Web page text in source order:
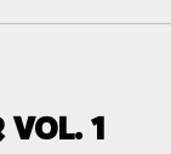
VOL. 1